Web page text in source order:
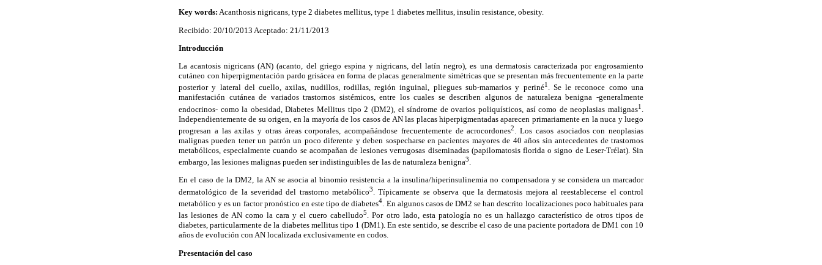
Key words: Acanthosis nigricans, type 2 diabetes mellitus, type 1 diabetes mellitus, insulin resistance, obesity.
Recibido: 20/10/2013 Aceptado: 21/11/2013
Introducción
La acantosis nigricans (AN) (acanto, del griego espina y nigricans, del latín negro), es una dermatosis caracterizada por engrosamiento
cutáneo con hiperpigmentación pardo grisácea en forma de placas generalmente simétricas que se presentan más frecuentemente en la parte
posterior y lateral del cuello, axilas, nudillos, rodillas, región inguinal, pliegues sub-mamarios y periné1 . Se le reconoce como una
manifestación cutánea de variados trastornos sistémicos, entre los cuales se describen algunos de naturaleza benigna -generalmente
endocrinos- como la obesidad, Diabetes Mellitus tipo 2 (DM2), el síndrome de ovarios poliquísticos, así como de neoplasias malignas1
Independientemente de su origen, en la mayoría de los casos de AN las placas hiperpigmentadas aparecen primariamente en la nuca y luego
progresan a las axilas y otras áreas corporales, acompañándose frecuentemente de acrocordones2
. Los casos asociados con neoplasias
malignas pueden tener un patrón un poco diferente y deben sospecharse en pacientes mayores de 40 años sin antecedentes de trastornos
metabólicos, especialmente cuando se acompañan de lesiones verrugosas diseminadas (papilomatosis florida o signo de Leser-Trélat). Sin
embargo, las lesiones malignas pueden ser indistinguibles de las de naturaleza benigna3.
En el caso de la DM2, la AN se asocia al binomio resistencia a la insulina/hiperinsulinemia no compensadora y se considera un marcador
dermatológico de la severidad del trastorno metabólico3
. Típicamente se observa que la dermatosis mejora al reestablecerse el control
metabólico y es un factor pronóstico en este tipo de diabetes4. En algunos casos de DM2 se han descrito localizaciones poco habituales para
las lesiones de AN como la cara y el cuero cabelludo5. Por otro lado, esta patología no es un hallazgo característico de otros tipos de
diabetes, particularmente de la diabetes mellitus tipo 1 (DM1). En este sentido, se describe el caso de una paciente portadora de DM1 con 10
años de evolución con AN localizada exclusivamente en codos.
Presentación del caso